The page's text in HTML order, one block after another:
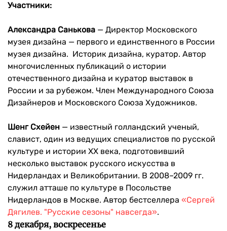
Участники:
Александра Санькова — Директор Московского
музея дизайна — первого и единственного в России
музея дизайна. Историк дизайна, куратор. Автор
многочисленных публикаций о истории
отечественного дизайна и куратор выставок в
России и за рубежом. Член Международного Союза
Дизайнеров и Московского Союза Художников.
Шенг Схейен — известный голландский ученый,
славист, один из ведущих специалистов по русской
культуре и истории ХХ века, подготовивший
несколько выставок русского искусства в
Нидерландах и Великобритании. В 2008–2009 гг.
служил атташе по культуре в Посольстве
Нидерландов в Москве. Автор бестселлера «Сергей
Дягилев. "Русские сезоны" навсегда».
8 декабря, воскресенье